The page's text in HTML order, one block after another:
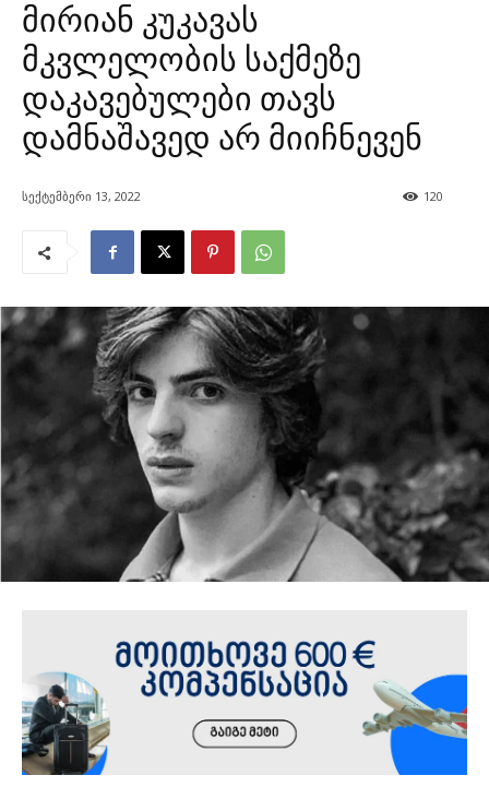
მირიან კუკავას
მკვლელობის საქმეზე
დაკავებულები თავს
დამნაშავედ არ მიიჩნევენ
სექტემბერი 13, 2022 120